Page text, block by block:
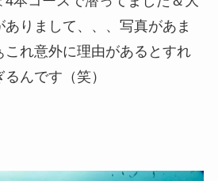
りまして、、、写真があま
これ意外に理由があるとすれ
んです（笑）